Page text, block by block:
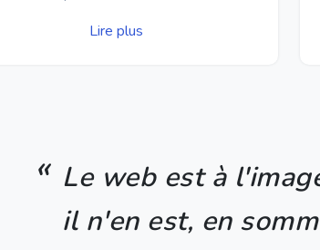
Lire plus
Le web est à
il n'en est, en